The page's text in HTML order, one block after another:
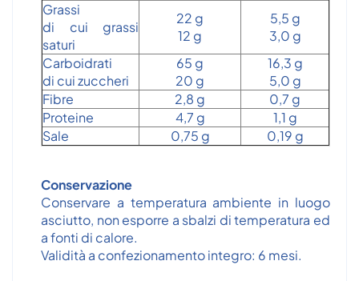
Grassi
di cui grassi
saturi
22 g
12 g
5,5 g
3,0 g
Carboidrati
di cui zuccheri
65 g
20 g
16,3 g
5,0 g
Fibre
2,8 g
0,7 g
Proteine
4,7 g
1,1 g
Sale
0,75 g 0,19 g
Conservazione
Conservare a temperatura ambiente in luogo
asciutto, non esporre a sbalzi di temperatura ed
a fonti di calore.
Validità a confezionamento integro: 6 mesi.